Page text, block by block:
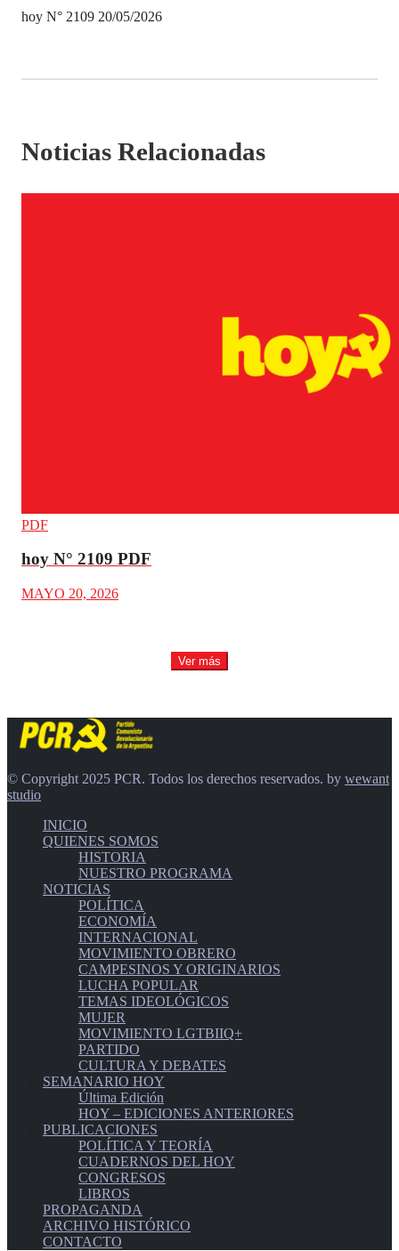
hoy N° 2109 20/05/2026
Noticias Relacionadas
PDF
hoy N° 2109 PDF
MAYO 20, 2026
Ver más
© Copyright 2025 PCR. Todos los derechos reservados. by wewant
studio
INICIO
QUIENES SOMOS
HISTORIA
NUESTRO PROGRAMA
NOTICIAS
POLÍTICA
ECONOMÍA
INTERNACIONAL
MOVIMIENTO OBRERO
CAMPESINOS Y ORIGINARIOS
LUCHA POPULAR
TEMAS IDEOLÓGICOS
MUJER
MOVIMIENTO LGTBIIQ+
PARTIDO
CULTURA Y DEBATES
SEMANARIO HOY
Última Edición
HOY – EDICIONES ANTERIORES
PUBLICACIONES
POLÍTICA Y TEORÍA
CUADERNOS DEL HOY
CONGRESOS
LIBROS
PROPAGANDA
ARCHIVO HISTÓRICO
CONTACTO